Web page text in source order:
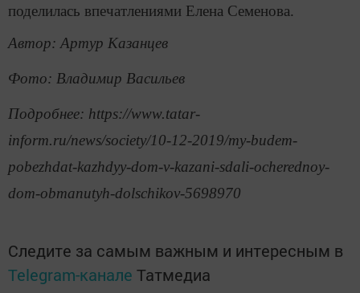
поделилась впечатлениями Елена Семенова.
Автор: Артур Казанцев
Фото: Владимир Васильев
Подробнее: https://www.tatar-
inform.ru/news/society/10-12-2019/my-budem-
pobezhdat-kazhdyy-dom-v-kazani-sdali-ocherednoy-
dom-obmanutyh-dolschikov-5698970
Следите за самым важным и интересным в
Telegram-канале Татмедиа